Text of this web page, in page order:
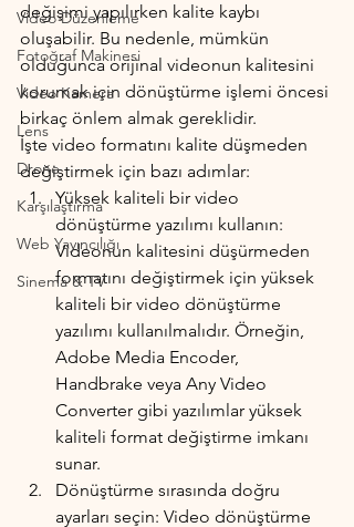
Video Düzenleme
Fotoğraf Makinesi
Video Kamera
Lens
Drone
Karşılaştırma
Web Yayıncılığı
Sinema & TV
değişimi yapılırken kalite kaybı
oluşabilir. Bu nedenle, mümkün
olduğunca orijinal videonun kalitesini
korumak için dönüştürme işlemi öncesi
birkaç önlem almak gereklidir.
İşte video formatını kalite düşmeden
değiştirmek için bazı adımlar:
Yüksek kaliteli bir video
dönüştürme yazılımı kullanın:
Videonun kalitesini düşürmeden
formatını değiştirmek için yüksek
kaliteli bir video dönüştürme
yazılımı kullanılmalıdır. Örneğin,
Adobe Media Encoder,
Handbrake veya Any Video
Converter gibi yazılımlar yüksek
kaliteli format değiştirme imkanı
sunar.
Dönüştürme sırasında doğru
ayarları seçin: Video dönüştürme